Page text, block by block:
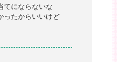
てにならないな
ったからいいけど